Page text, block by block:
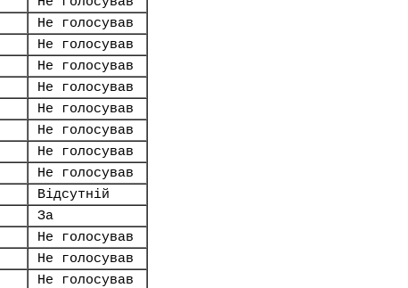
Не голосував
Не голосував
Не голосував
Не голосував
Не голосував
Не голосував
Не голосував
Не голосував
Відсутній
За
Не голосував
Не голосував
Не голосував